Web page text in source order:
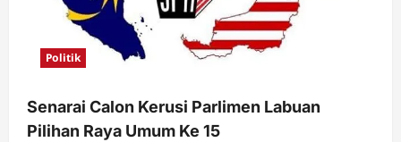
Politik
Senarai Calon Kerusi Parlimen Labuan
Pilihan Raya Umum Ke 15